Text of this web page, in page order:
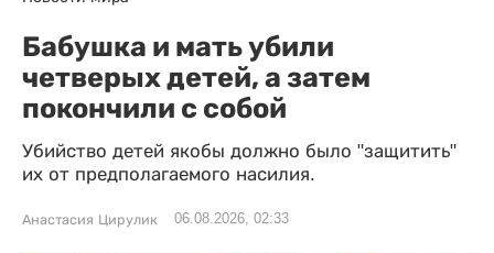
Бабушка и мать убили
четверых детей, а затем
покончили с собой
Убийство детей якобы должно было "защитить"
их от предполагаемого насилия.
Анастасия Цирулик 06.08.2026, 02:33